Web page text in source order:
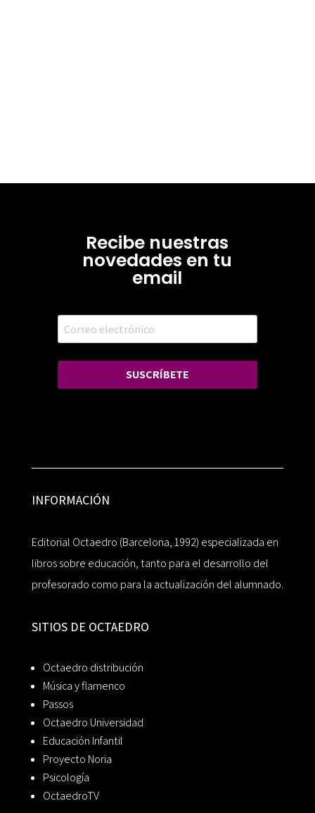
Recibe nuestras
novedades en tu
email
SUSCRÍBETE
INFORMACIÓN
Editorial Octaedro (Barcelona, 1992) especializada en
libros sobre educación, tanto para el desarrollo del
profesorado como para la actualización del alumnado.
SITIOS DE OCTAEDRO
Octaedro distribución
Música y flamenco
Passos
Octaedro Universidad
Educación Infantil
Proyecto Noria
Psicología
OctaedroTV